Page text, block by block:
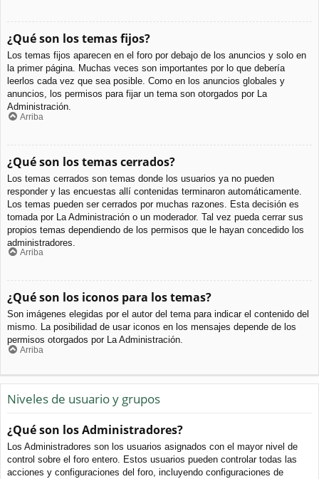
¿Qué son los temas fijos?
Los temas fijos aparecen en el foro por debajo de los anuncios y solo en
la primer página. Muchas veces son importantes por lo que debería
leerlos cada vez que sea posible. Como en los anuncios globales y
anuncios, los permisos para fijar un tema son otorgados por La
Administración.
Arriba
¿Qué son los temas cerrados?
Los temas cerrados son temas donde los usuarios ya no pueden
responder y las encuestas allí contenidas terminaron automáticamente.
Los temas pueden ser cerrados por muchas razones. Esta decisión es
tomada por La Administración o un moderador. Tal vez pueda cerrar sus
propios temas dependiendo de los permisos que le hayan concedido los
administradores.
Arriba
¿Qué son los iconos para los temas?
Son imágenes elegidas por el autor del tema para indicar el contenido del
mismo. La posibilidad de usar iconos en los mensajes depende de los
permisos otorgados por La Administración.
Arriba
Niveles de usuario y grupos
¿Qué son los Administradores?
Los Administradores son los usuarios asignados con el mayor nivel de
control sobre el foro entero. Estos usuarios pueden controlar todas las
acciones y configuraciones del foro, incluyendo configuraciones de